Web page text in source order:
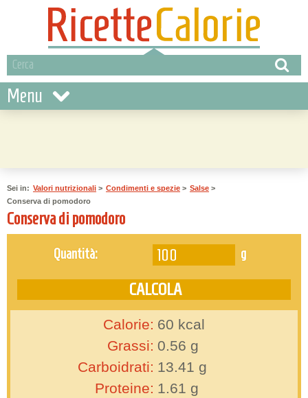
Menu
Sei in: Valori nutrizionali > Condimenti e spezie > Salse >
Conserva di pomodoro
Conserva di pomodoro
Quantità: g
Calorie: 60 kcal
Grassi: 0.56 g
Carboidrati: 13.41 g
Proteine: 1.61 g